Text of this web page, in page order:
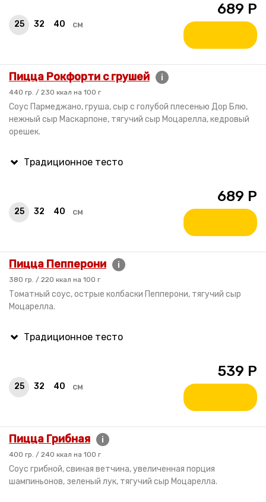
25 32 40 см
689 Р
Пицца Рокфорти с грушей i
440 гр. / 230 ккал на 100 г
Соус Пармеджано, груша, сыр с голубой плесенью Дор Блю,
нежный сыр Маскарпоне, тягучий сыр Моцарелла, кедровый
орешек.
25 32 40 см
689 Р
Пицца Пепперони i
380 гр. / 220 ккал на 100 г
Томатный соус, острые колбаски Пепперони, тягучий сыр
Моцарелла.
25 32 40 см
539 Р
Пицца Грибная i
400 гр. / 240 ккал на 100 г
Соус грибной, свиная ветчина, увеличенная порция
шампиньонов, зеленый лук, тягучий сыр Моцарелла.